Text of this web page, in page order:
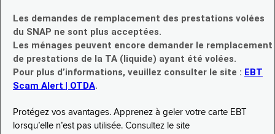
Les demandes de remplacement des prestations volées
du SNAP ne sont plus acceptées.
Les ménages peuvent encore demander le remplacement
de prestations de la TA (liquide) ayant été volées.
Pour plus d’informations, veuillez consulter le site : EBT
Scam Alert | OTDA.
Protégez vos avantages. Apprenez à geler votre carte EBT
lorsqu’elle n’est pas utilisée. Consultez le site